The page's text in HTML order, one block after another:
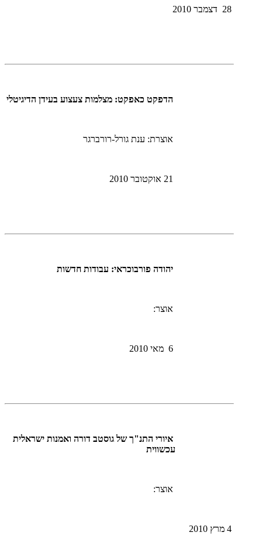
הדפקט כאפקט: מצלמות צעצוע בעידן הדיגיטלי
אוצרת: ענת גורל-רורברגר
יהודה פורבוכראי: עבודות חדשות
אוצר:
איורי התנ"ך של גוסטב דורה ואמנות ישראלית
עכשווית
אוצר: